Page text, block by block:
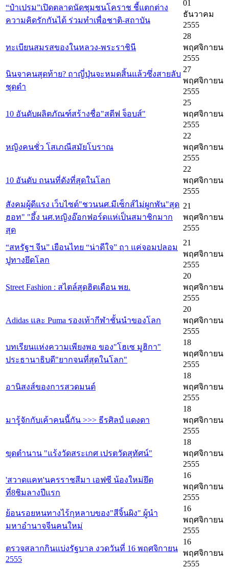
“ป๋าเปรม”เปิดตลาดนัดชุมชนโคราช ชี้แตกต่าง
ความคิดรักกันได้ ร่วมทำเพื่อชาติ-สถาบัน
01
ธันวาคม
2555
ทะเบียนสมรสของในหลวง-พระราชินี
28
พฤศจิกายน
2555
นินจาคนสุดท้าย? ฤาญี่ปุ่นจะหมดสิ้นแล้วซึ่งสายลับ
ชุดดำ
27
พฤศจิกายน
2555
10 อันดับผลิตภัณฑ์สร้างชื่อ"สตีฟ จ็อบส์"
25
พฤศจิกายน
2555
หญิงคนชั่ว โสเภณีสมัยโบราณ
22
พฤศจิกายน
2555
10 อันดับ ถนนที่ดังที่สุดในโลก
22
พฤศจิกายน
2555
สังคมผู้ดีแรง เว็บไซต์"ชวนนศ.มีเซ็กส์ไม่ผูกพัน"สุด
ฮอท" "อึ้ง นศ.หญิงอ๊อกฟอร์ดแห่เป็นสมาชิกมาก
สุด
21
พฤศจิกายน
2555
“สหรัฐฯ จีน” เยือนไทย “น่าดีใจ” ฤา แค่จอมปลอม
ปูทางยึดโลก
21
พฤศจิกายน
2555
Street Fashion : สไตล์สุดฮิตเดือน พย.
20
พฤศจิกายน
2555
Adidas และ Puma รองเท้ากีฬาชั้นนำของโลก
20
พฤศจิกายน
2555
บทเรียนแห่งความเพียงพอ ของ"โฮเซ มูฮิกา"
ประธานาธิบดี"ยากจนที่สุดในโลก"
18
พฤศจิกายน
2555
อานิสงส์ของการสวดมนต์
18
พฤศจิกายน
2555
มารู้จักกับเค้าคนนี้กัน >>> ธีรศิลป์ แดงดา
18
พฤศจิกายน
2555
ขุดตำนาน "แร้งวัดสระเกศ เปรตวัดสุทัศน์"
18
พฤศจิกายน
2555
'สวาดแคท'นครราชสีมา เอฟซี น้องใหม่ยึด
ที่8ชิมลางปีแรก
16
พฤศจิกายน
2555
ย้อนรอยหนทางไร้กุหลาบของ"สีจิ้นผิง" ผู้นำ
มหาอำนาจจีนคนใหม่
16
พฤศจิกายน
2555
ตรวจสลากกินแบ่งรัฐบาล งวดวันที่ 16 พฤศจิกายน
2555
16
พฤศจิกายน
2555